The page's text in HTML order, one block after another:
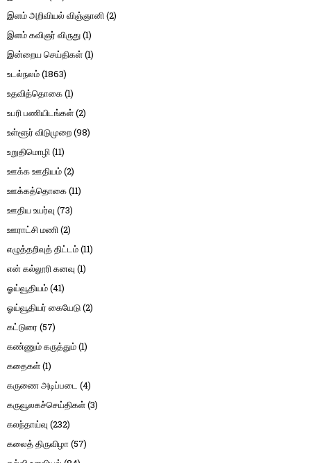
இளம் அறிவியல் விஞ்ஞானி(2)
இளம் கவிஞர் விருது(1)
இன்றைய செய்திகள்(1)
உடல்நலம்(1863)
உதவித்தொகை(1)
உபரி பணியிடங்கள்(2)
உள்ளூர் விடுமுறை(98)
உறுதிமொழி(11)
ஊக்க ஊதியம்(2)
ஊக்கத்தொகை(11)
ஊதிய உயர்வு (73)
ஊராட்சி மணி(2)
எழுத்தறிவுத் திட்டம்(11)
என் கல்லூரி கனவு (1)
ஓய்வூதியம்(41)
ஓய்வூதியர் கையேடு(2)
கட்டுரை (57)
கண்ணும் கருத்தும்(1)
கதைகள்(1)
கருணை அடிப்படை (4)
கருவூலகச்செய்திகள்(3)
கலந்தாய்வு (232)
கலைத் திருவிழா (57)